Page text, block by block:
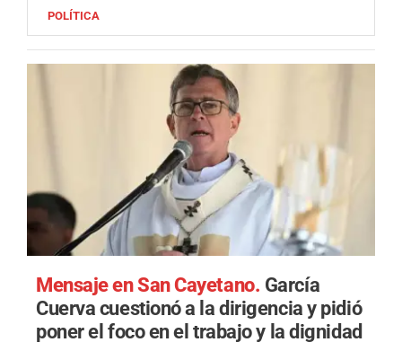
POLÍTICA
Mensaje en San Cayetano. García
Cuerva cuestionó a la dirigencia y pidió
poner el foco en el trabajo y la dignidad